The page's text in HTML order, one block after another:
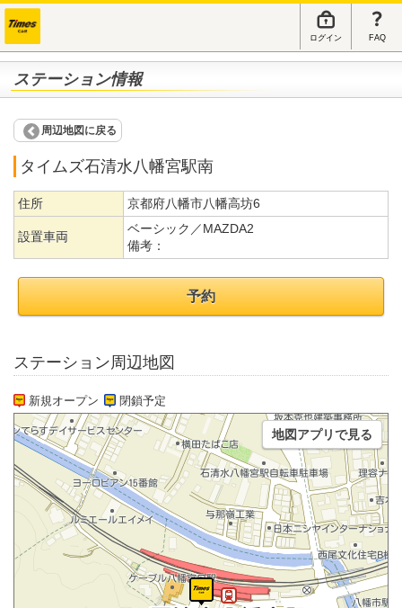
ログイン FAQ
ステーション情報
周辺地図に戻る
タイムズ石清水八幡宮駅南
住所 京都府八幡市八幡高坊6
設置車両
ベーシック／MAZDA2
備考：
予約
ステーション周辺地図
新規オープン 閉鎖予定
地図アプリで見る